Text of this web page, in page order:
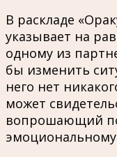
В раскладе
указывает на
одному из
бы изменить
него нет
может
вопрошающий